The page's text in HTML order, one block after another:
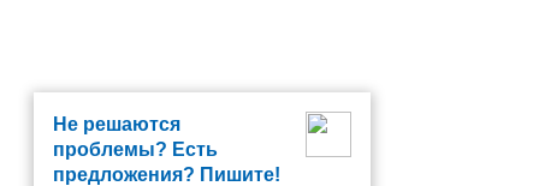
Не решаются
проблемы? Есть
предложения? Пишите!